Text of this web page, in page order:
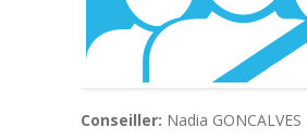
Conseiller: Nadia GONCALVES